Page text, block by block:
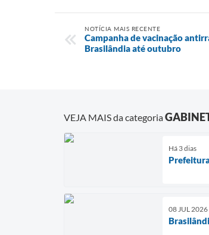
NOTÍCIA MAIS RECENTE
Campanha de vacinação
Brasilândia até outubro
VEJA MAIS da categoria
Há 3 dias
08 JUL